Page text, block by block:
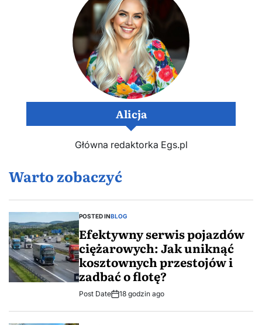
Alicja
Główna redaktorka Egs.pl
Warto zobaczyć
POSTED INBLOG
Efektywny serwis pojazdów
ciężarowych: Jak uniknąć
kosztownych przestojów i
zadbać o flotę?
Post Date 18 godzin ago